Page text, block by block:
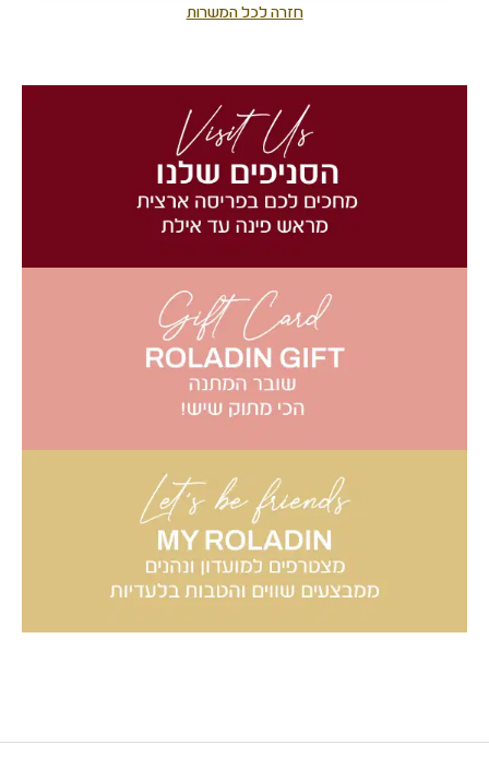
חזרה לכל המשרות